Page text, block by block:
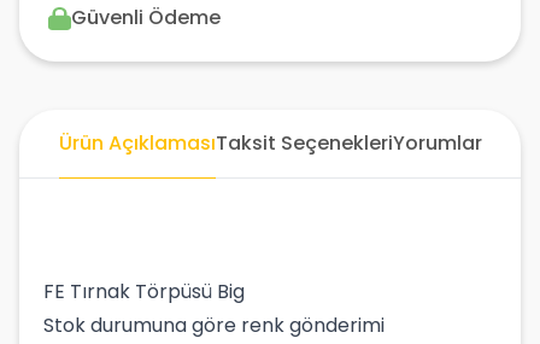
Güvenli Ödeme
Ürün AçıklamasıTaksit SeçenekleriYorumlar
FE Tırnak Törpüsü Big
Stok durumuna göre renk gönderimi